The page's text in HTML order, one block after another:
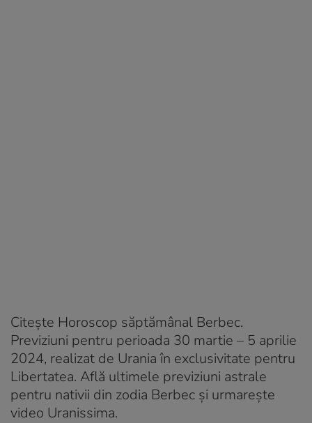
Citește Horoscop săptămânal Berbec.
Previziuni pentru perioada 30 martie – 5 aprilie
2024, realizat de Urania în exclusivitate pentru
Libertatea. Află ultimele previziuni astrale
pentru nativii din zodia Berbec și urmarește
video Uranissima.